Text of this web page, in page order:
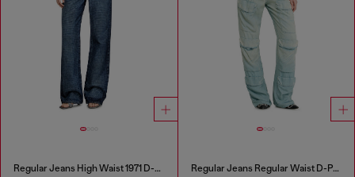
Regular Jeans High Waist 1971 D-Sent Regular Jeans Regular Waist D-Pocky